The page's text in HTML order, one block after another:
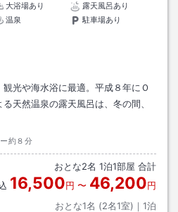
大浴場あり
露天風呂あり
温泉
駐車場あり
光や海水浴に最適。平成８年にＯ
天然温泉の露天風呂は、冬の間、
約８分
おとな2名 1泊1部屋 合計
16,500円 〜 46,200円
おとな1名 (2名1室)｜ 1泊